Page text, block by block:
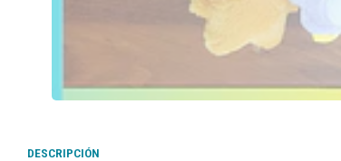
DESCRIPCIÓN